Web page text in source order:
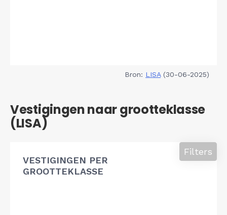
Bron: LISA(30-06-2025)
Vestigingen naar grootteklasse
(LISA)
VESTIGINGEN PER
GROOTTEKLASSE
Filters